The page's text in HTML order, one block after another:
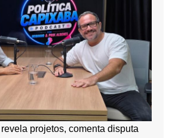
projetos, comenta disputa